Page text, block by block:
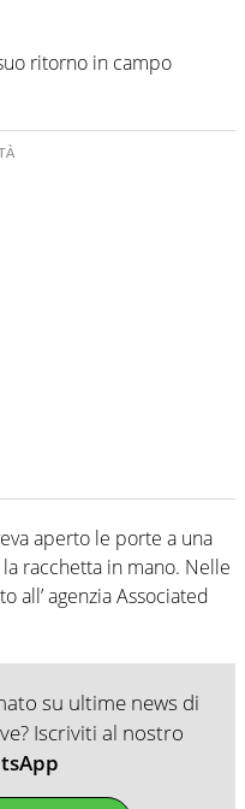
ritorno in campo
aperto le porte a una
racchetta in mano. Nelle
all’ agenzia Associated
su ultime news di
Iscriviti al nostro